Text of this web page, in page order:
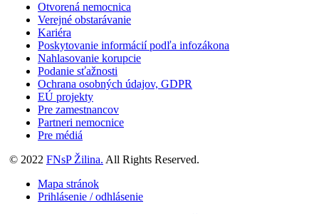
Otvorená nemocnica
Verejné obstarávanie
Kariéra
Poskytovanie informácií podľa infozákona
Nahlasovanie korupcie
Podanie sťažnosti
Ochrana osobných údajov, GDPR
EÚ projekty
Pre zamestnancov
Partneri nemocnice
Pre médiá
© 2022 FNsP Žilina. All Rights Reserved.
Mapa stránok
Prihlásenie / odhlásenie